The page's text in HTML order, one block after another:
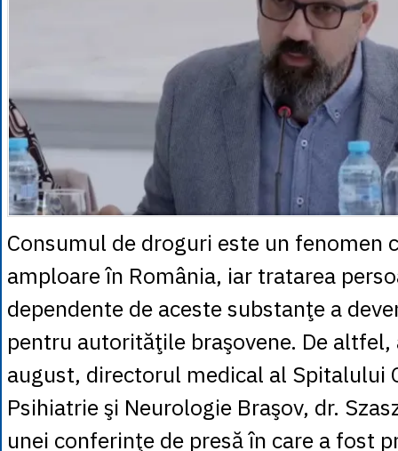
Consumul de droguri este un fenomen
amploare în România, iar tratarea
dependente de aceste substanţe a
pentru autorităţile braşovene. De
august, directorul medical al Spitalului
Psihiatrie şi Neurologie Braşov, dr.
unei conferinţe de presă în care a fost